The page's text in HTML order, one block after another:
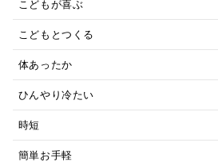
こどもが喜ぶ
こどもとつくる
体あったか
ひんやり冷たい
時短
簡単お手軽